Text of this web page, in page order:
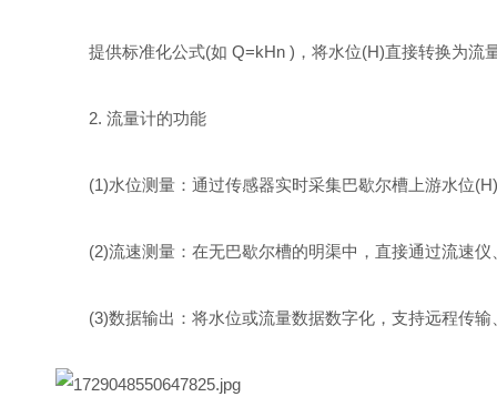
提供标准化公式(如 Q=kHn )，将水位(H)直接转换为流
2. 流量计的功能
(1)水位测量：通过传感器实时采集巴歇尔槽上游水位
(2)流速测量：在无巴歇尔槽的明渠中，直接通过流速仪
(3)数据输出：将水位或流量数据数字化，支持远程传输